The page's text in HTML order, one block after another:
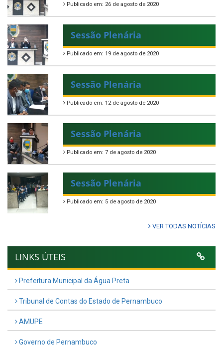
Publicado em: 26 de agosto de 2020
Sessão Plenária
Publicado em: 19 de agosto de 2020
Sessão Plenária
Publicado em: 12 de agosto de 2020
Sessão Plenária
Publicado em: 7 de agosto de 2020
Sessão Plenária
Publicado em: 5 de agosto de 2020
VER TODAS NOTÍCIAS
LINKS ÚTEIS
Prefeitura Municipal da Água Preta
Tribunal de Contas do Estado de Pernambuco
AMUPE
Governo de Pernambuco